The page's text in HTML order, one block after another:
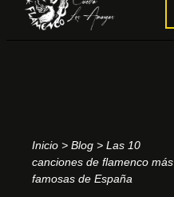
Inicio > Blog > Las 10
canciones de flamenco más
famosas de España